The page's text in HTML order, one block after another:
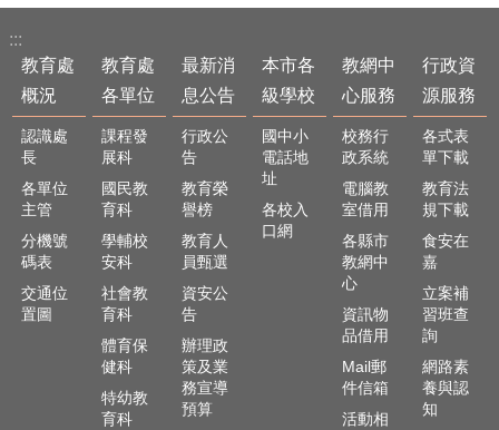
級
學
校
教
網
中
心
服
務
行
政
資
:::
教育處
概況
認識處
長
各單位
主管
分機號
碼表
交通位
置圖
教育處
各單位
課程發
展科
國民教
育科
學輔校
安科
社會教
育科
體育保
健科
特幼教
育科
最新消
息公告
行政公
告
教育榮
譽榜
教育人
員甄選
資安公
告
辦理政
策及業
務宣導
預算
本市各
級學校
國中小
電話地
址
各校入
口網
教網中
心服務
校務行
政系統
電腦教
室借用
各縣市
教網中
心
資訊物
品借用
Mail郵
件信箱
活動相
行政資
源服務
各式表
單下載
教育法
規下載
食安在
嘉
立案補
習班查
詢
網路素
養與認
知